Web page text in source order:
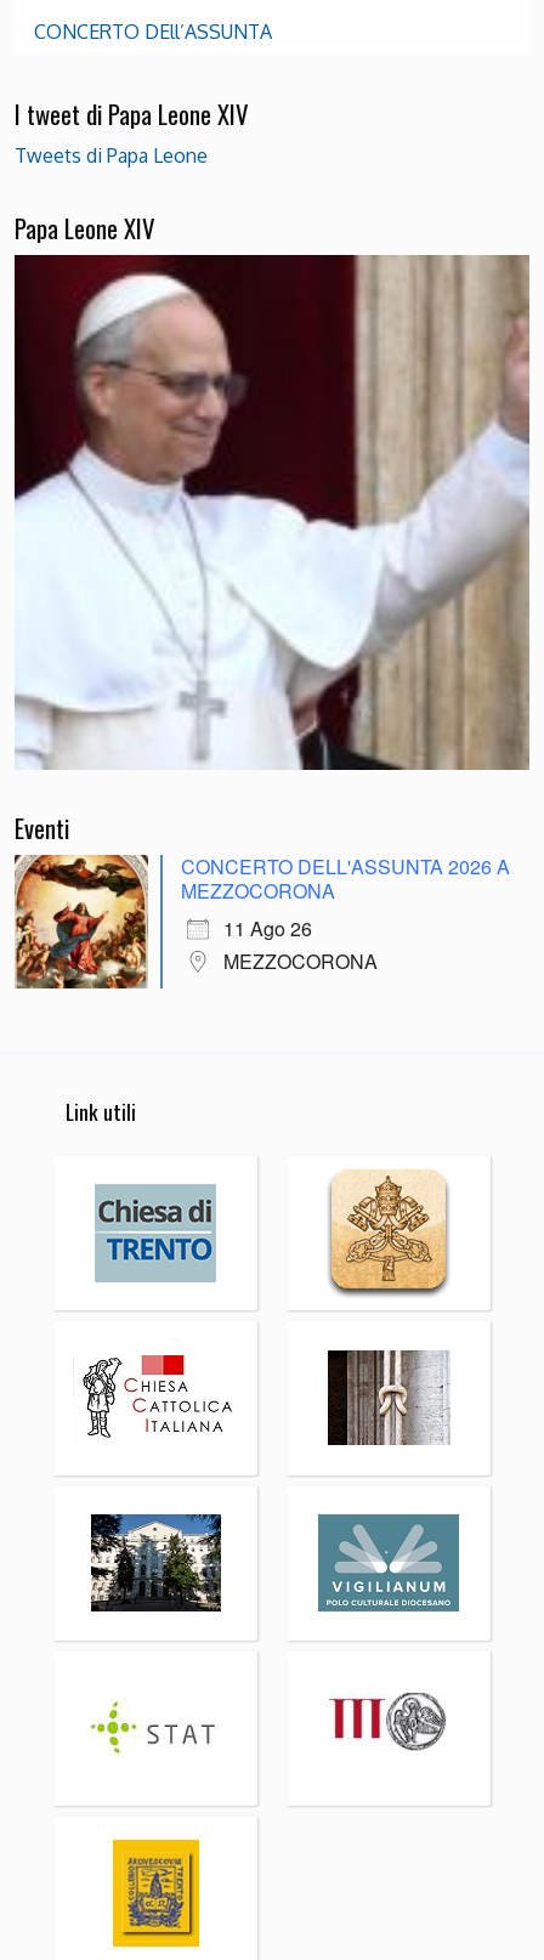
CONCERTO DEll’ASSUNTA
I tweet di Papa Leone XIV
Tweets di Papa Leone
Papa Leone XIV
Eventi
CONCERTO DELL'ASSUNTA 2026 A
MEZZOCORONA
11 Ago 26
MEZZOCORONA
Link utili